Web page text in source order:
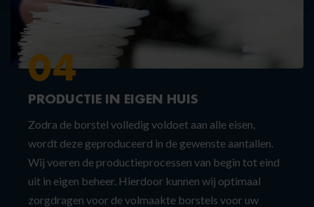
04
PRODUCTIE IN EIGEN HUIS
Zodra de borstel volledig voldoet aan alle eisen,
wordt deze geproduceerd in de gewenste aantallen.
Wij voeren de productieprocessen van begin tot eind
uit in eigen beheer. Hierdoor kunnen wij optimaal
zorgdragen voor de volmaakte borstels voor uw